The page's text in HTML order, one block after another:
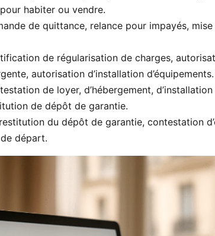
habiter ou vendre.
de quittance, relance pour impayés,
de régularisation de charges,
autorisation d’installation d’équipements.
de loyer, d’hébergement,
de dépôt de garantie.
du dépôt de garantie, contestation
départ.